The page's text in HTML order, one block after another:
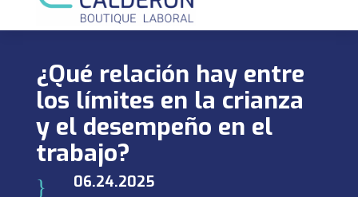
¿Qué relación hay entre
los límites en la crianza
y el desempeño en el
trabajo?
} 06.24.2025